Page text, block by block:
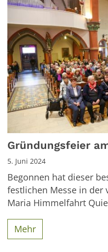
Gründungsfeier
5. Juni 2024
Begonnen hat dieser
festlichen Messe in der
Maria Himmelfahrt
Mehr